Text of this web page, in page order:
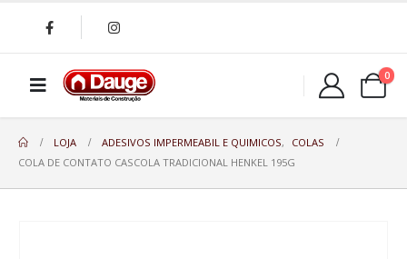
0
LOJA ADESIVOS IMPERMEABIL E QUIMICOS,
COLAS
COLA DE CONTATO CASCOLA TRADICIONAL HENKEL 195G